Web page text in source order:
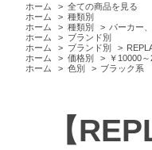
ホーム > 全ての商品を見る
ホーム
> 種類別
ホーム
> 種類別 > パーカー
ホーム
> ブランド別
ホーム
> ブランド別 >
ホーム
> 価格別 >
￥10000
ホーム
> 色別 > ブラック系
【